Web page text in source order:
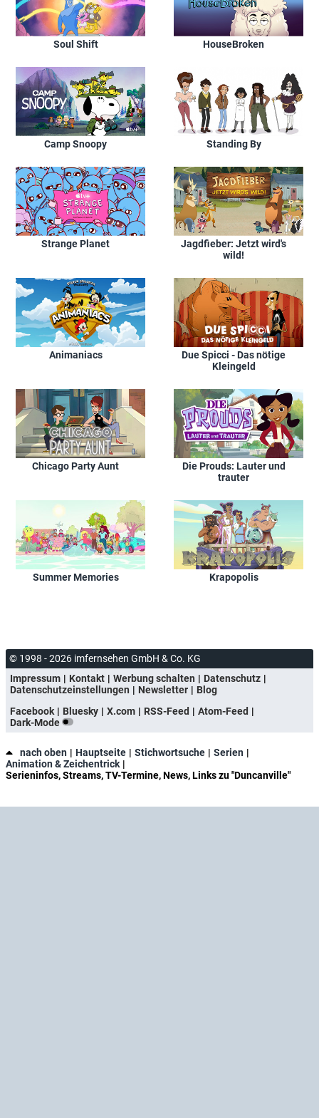
Soul Shift HouseBroken
Camp Snoopy Standing By
Strange Planet
Jagdfieber: Jetzt wird's
wild!
Animaniacs
Due Spicci - Das nötige
Kleingeld
Chicago Party Aunt
Die Prouds: Lauter und
trauter
Summer Memories Krapopolis
© 1998 - 2026 imfernsehen GmbH & Co. KG
Impressum
Kontakt Werbung schalten
Datenschutz
Datenschutzeinstellungen
Newsletter
Blog
Facebook
Bluesky X.com RSS-Feed
Atom-Feed
Dark-Mode
nach oben Hauptseite Stichwortsuche
Serien
Animation & Zeichentrick
Serieninfos, Streams, TV-Termine, News, Links zu "Duncanville"